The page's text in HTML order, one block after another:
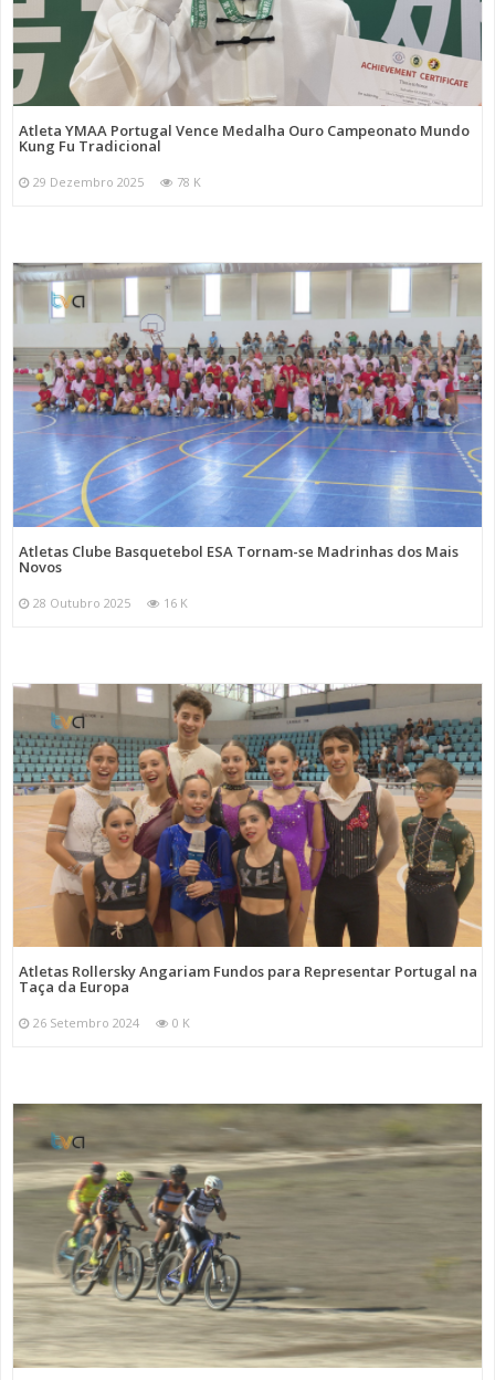
Atleta YMAA Portugal Vence Medalha Ouro Campeonato Mundo
Kung Fu Tradicional
29 Dezembro 2025 78 K
Atletas Clube Basquetebol ESA Tornam-se Madrinhas dos Mais
Novos
28 Outubro 2025 16 K
Atletas Rollersky Angariam Fundos para Representar Portugal na
Taça da Europa
26 Setembro 2024 0 K